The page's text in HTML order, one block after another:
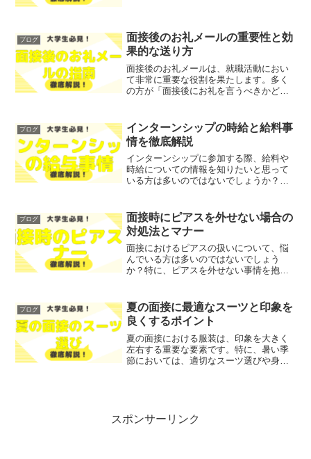
し...
ブログ
面接後のお礼メールの重要性と効
果的な送り方
面接後のお礼メールは、就職活動におい
て非常に重要な役割を果たします。多く
の方が「面接後にお礼を言うべきかどう
うか？そこで今回は、面接後のお礼メー
ルの重要性と効果的な送り...
ブログ
インターンシップの時給と給料事
情を徹底解説
インターンシップに参加する際、給料や
時給についての情報を知りたいと思って
いる方は多いのではないでしょうか？そ
場、有給インターンのメリットとデメリ
ットについて、徹底解説し...
ブログ
面接時にピアスを外せない場合の
対処法とマナー
面接におけるピアスの扱いについて、悩
んでいる方は多いのではないでしょう
か？特に、ピアスを外せない事情を抱え
ピアスを外せない場合の対処法とマナー
について、わかりやすく解説...
ブログ
夏の面接に最適なスーツと印象を
良くするポイント
夏の面接における服装は、印象を大きく
左右する重要な要素です。特に、暑い季
節においては、適切なスーツ選びや身だ
スポンサーリンク